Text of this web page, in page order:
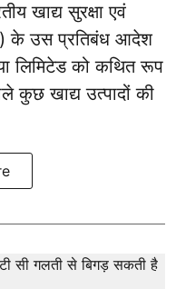
खाद्य सुरक्षा एवं
के उस प्रतिबंध आदेश
लिमिटेड को कथित रूप
कुछ खाद्य उत्पादों की